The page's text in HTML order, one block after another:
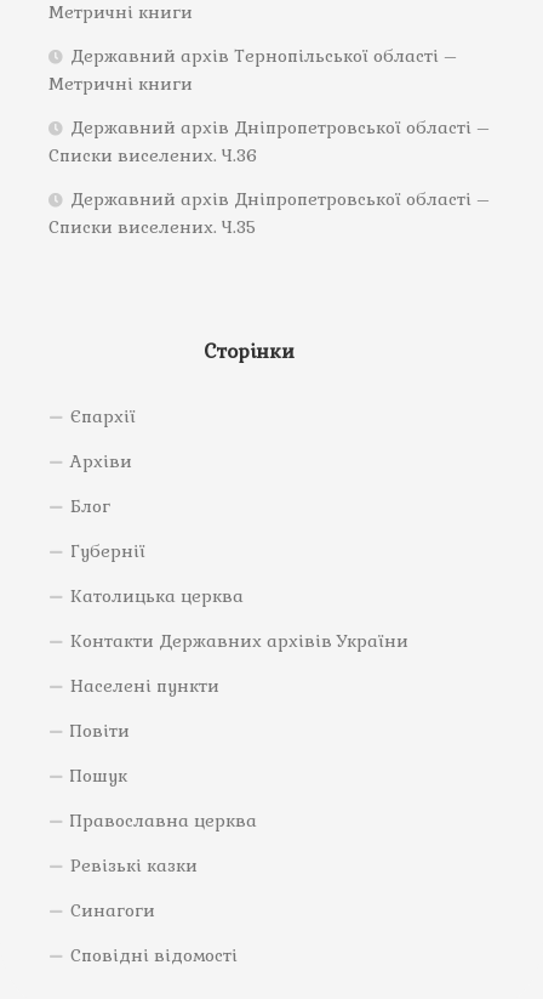
Метричні книги
Державний архів Тернопільської області –
Метричні книги
Державний архів Дніпропетровської області –
Списки виселених. Ч.36
Державний архів Дніпропетровської області –
Списки виселених. Ч.35
Сторінки
Єпархії
Архіви
Блог
Губернії
Католицька церква
Контакти Державних архівів України
Населені пункти
Повіти
Пошук
Православна церква
Ревізькі казки
Синагоги
Сповідні відомості